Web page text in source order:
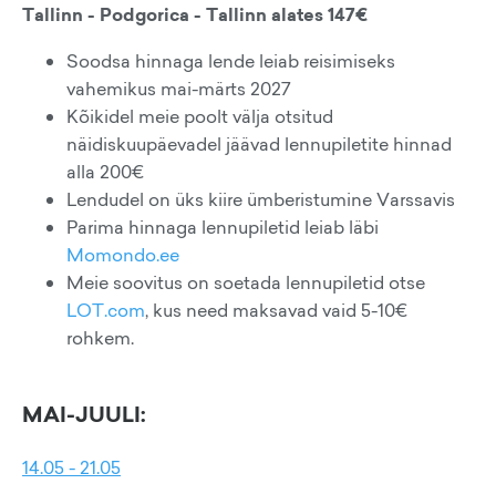
Tallinn - Podgorica - Tallinn alates 147€
Soodsa hinnaga lende leiab reisimiseks
vahemikus mai-märts 2027
Kõikidel meie poolt välja otsitud
näidiskuupäevadel jäävad lennupiletite hinnad
alla 200€
Lendudel on üks kiire ümberistumine Varssavis
Parima hinnaga lennupiletid leiab läbi
Momondo.ee
Meie soovitus on soetada lennupiletid otse
LOT.com, kus need maksavad vaid 5-10€
rohkem.
MAI-JUULI:
14.05 - 21.05